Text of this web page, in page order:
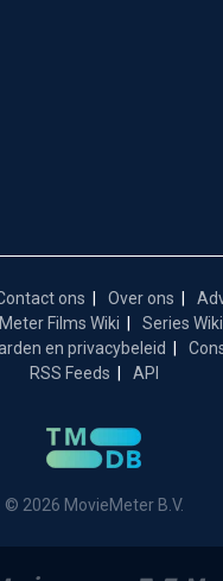
ons Over ons
Films Wiki
Series Wiki
en privacybeleid
RSS Feeds
API
© 2026 MovieMeter B.V.